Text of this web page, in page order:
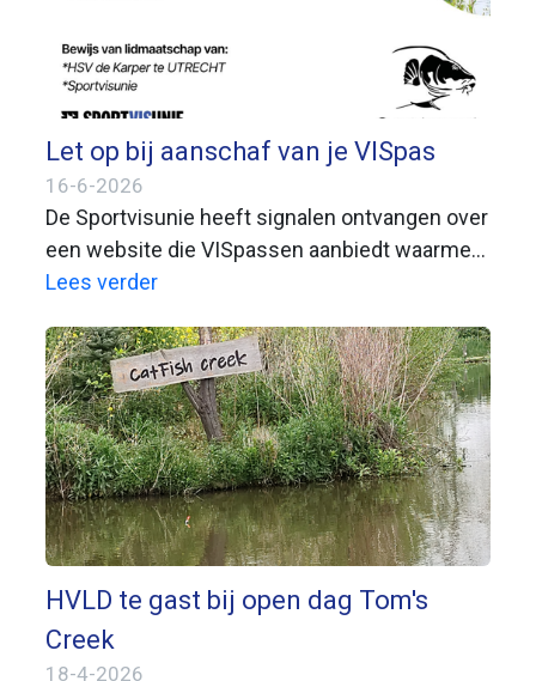
Let op bij aanschaf van je VISpas
16-6-2026
De Sportvisunie heeft signalen ontvangen over
een website die VISpassen aanbiedt waarmee
je in heel Nederland zou kunnen vissen. Deze
en is niet bevoegd om geldige VISpassen uit te
geven.
Lees verder
HVLD te gast bij open dag Tom's
Creek
18-4-2026